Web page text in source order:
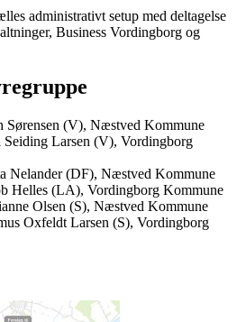
administrativt setup med deltagelse
Business Vordingborg og
Sørensen (V), Næstved Kommune
Seiding Larsen (V), Vordingborg
Nelander (DF), Næstved Kommune
Helles (LA), Vordingborg Kommune
Olsen (S), Næstved Kommune
Oxfeldt Larsen (S), Vordingborg